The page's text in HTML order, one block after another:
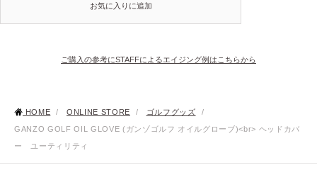
お気に入りに追加
ご購入の参考にSTAFFによるエイジング例はこちらから
HOME / ONLINE STORE / ゴルフグッズ
/
GANZO GOLF OIL GLOVE (ガンゾゴルフ オイルグローブ)<br> ヘッドカバ
ー ユーティリティ